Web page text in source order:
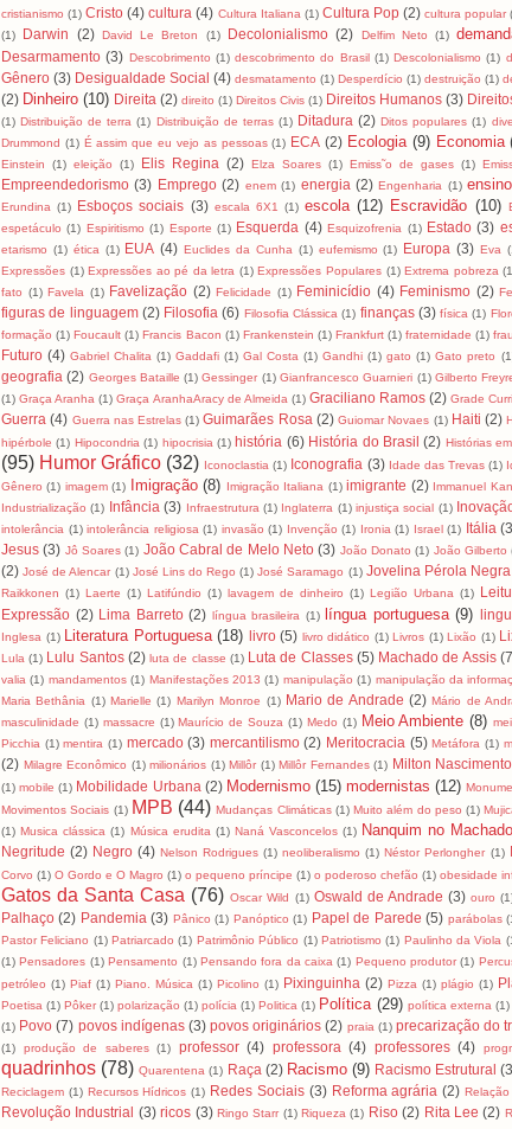
cristianismo (1) Cristo (4) cultura (4) Cultura Italiana (1) Cultura Pop (2) cultura popular
(1)
Darwin (2) David Le Breton (1) Decolonialismo (2) Delfim Neto (1)
Desarmamento (3) Descobrimento (1) descobrimento do Brasil (1) Descolonialismo (1)
Gênero (3) Desigualdade Social (4) desmatamento (1) Desperdício (1) destruição (1)
(2) Dinheiro (10) Direita (2) direito (1) Direitos Civis (1) Direitos Humanos (3)
(1) Distribuição de terra (1) Distribuição de terras (1) Ditadura (2) Ditos populares (1)
Drummond (1) É assim que eu vejo as pessoas (1) ECA (2) Ecologia (9) Economia
Einstein
(1) eleição (1) Elis Regina (2) Elza Soares (1) Emiss˜o de gases (1)
Empreendedorismo (3) Emprego (2) enem (1) energia (2) Engenharia (1) ensino
Erundina (1) Esboços sociais (3) escala 6X1 (1) escola (12) Escravidão (10)
espetáculo (1) Espiritismo (1) Esporte (1) Esquerda (4) Esquizofrenia (1) Estado (3)
etarismo (1) ética (1) EUA (4) Euclides da Cunha (1) eufemismo (1) Europa (3) Eva
Expressões (1) Expressões ao pé da letra (1) Expressões Populares (1) Extrema pobreza
fato (1) Favela (1) Favelização (2) Felicidade (1) Feminicídio (4) Feminismo (2)
figuras de linguagem (2) Filosofia (6) Filosofia Clássica (1) finanças (3) física (1)
formação (1) Foucault (1) Francis Bacon (1) Frankenstein (1) Frankfurt (1) fraternidade (1)
Futuro (4) Gabriel Chalita (1) Gaddafi (1) Gal Costa (1) Gandhi (1) gato (1) Gato preto
geografia (2) Georges Bataille (1) Gessinger (1) Gianfrancesco Guarnieri (1) Gilberto
(1) Graça Aranha (1) Graça AranhaAracy de Almeida (1) Graciliano Ramos (2) Grade
Guerra (4) Guerra nas Estrelas (1) Guimarães Rosa (2) Guiomar Novaes (1) Haiti (2)
hipérbole (1) Hipocondria (1) hipocrisia (1) história (6) História do Brasil (2) Histórias
(95) Humor Gráfico (32) Iconoclastia (1) Iconografia (3) Idade das Trevas (1)
Gênero (1) imagem (1) Imigração (8) Imigração Italiana (1) imigrante (2) Immanuel
Industrialização (1) Infância (3) Infraestrutura (1) Inglaterra (1) injustiça social (1)
intolerância (1) intolerância religiosa (1) invasão (1) Invenção (1) Ironia (1) Israel (1) Itália
Jesus (3) Jô Soares (1) João Cabral de Melo Neto (3) João Donato (1) João Gilberto
(2) José de Alencar (1) José Lins do Rego (1) José Saramago (1) Jovelina Pérola Negra
Raikkonen (1) Laerte (1) Latifúndio (1) lavagem de dinheiro (1) Legião Urbana (1)
Expressão (2) Lima Barreto (2) língua brasileira (1) língua portuguesa (9)
Inglesa (1) Literatura Portuguesa (18) livro (5) livro didático (1) Livros (1) Lixão (1)
Lula (1) Lulu Santos (2) luta de classe (1) Luta de Classes (5) Machado de Assis
valia (1) mandamentos (1) Manifestações 2013 (1) manipulação (1) manipulação da
Maria Bethânia (1) Marielle (1) Marilyn Monroe (1) Mario de Andrade (2) Mário de
masculinidade (1) massacre (1) Maurício de Souza (1) Medo (1) Meio Ambiente (8)
Picchia (1) mentira (1) mercado (3) mercantilismo (2) Meritocracia (5) Metáfora (1)
(2) Milagre Econômico (1) milionários (1) Millôr (1) Millôr Fernandes (1) Milton Nascimento
(1) mobile (1) Mobilidade Urbana (2) Modernismo (15) modernistas (12)
Movimentos Sociais (1) MPB (44) Mudanças Climáticas (1) Muito além do peso (1)
(1) Musica clássica (1) Música erudita (1) Naná Vasconcelos (1) Nanquim no Machado
Negritude (2) Negro (4) Nelson Rodrigues (1) neoliberalismo (1) Néstor Perlongher (1)
Corvo (1) O Gordo e O Magro (1) o pequeno príncipe (1) o poderoso chefão (1) obesidade
Gatos da Santa Casa (76) Oscar Wild (1) Oswald de Andrade (3) ouro
Palhaço (2) Pandemia (3) Pânico (1) Panóptico (1) Papel de Parede (5) parábolas
Pastor Feliciano (1) Patriarcado (1) Patrimônio Público (1) Patriotismo (1) Paulinho da Viola
(1) Pensadores (1) Pensamento (1) Pensando fora da caixa (1) Pequeno produtor (1)
petróleo (1) Piaf (1) Piano. Música (1) Picolino (1) Pixinguinha (2) Pizza (1) plágio (1)
Poetisa (1) Pôker (1) polarização (1) polícia (1) Politica (1) Política (29) política externa (1)
(1) Povo (7) povos indígenas (3) povos originários (2) praia (1) precarização do
(1)
produção de saberes (1) professor (4) professora (4) professores (4)
quadrinhos (78) Quarentena (1) Raça (2) Racismo (9) Racismo Estrutural
Reciclagem (1) Recursos Hídricos (1) Redes Sociais (3) Reforma agrária (2)
Revolução Industrial (3) ricos (3) Ringo Starr (1) Riqueza (1) Riso (2) Rita Lee (2)